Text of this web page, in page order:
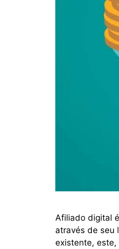
Afiliado digital
através de seu
existente, este,